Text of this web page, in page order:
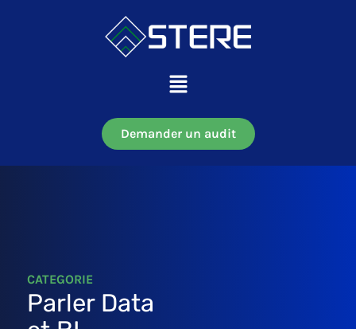
Main
Menu
Demander un audit
CATEGORIE
Parler Data